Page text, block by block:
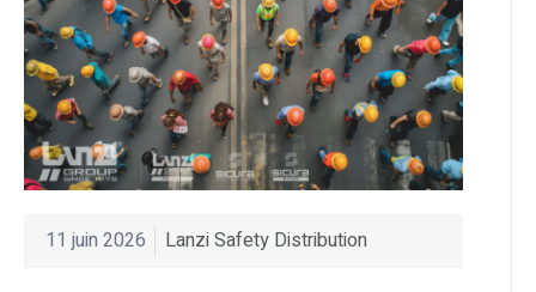
11 juin 2026 Lanzi Safety Distribution